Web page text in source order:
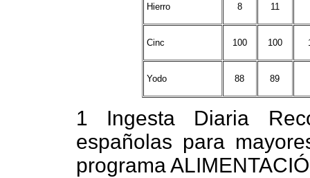
Hierro 8 11
Cinc 100 100
Yodo 88 89
1 Ingesta Diaria
españolas para
programa